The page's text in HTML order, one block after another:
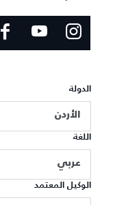
الدولة
الأردن
اللغة
عربي
الوكيل المعتمد